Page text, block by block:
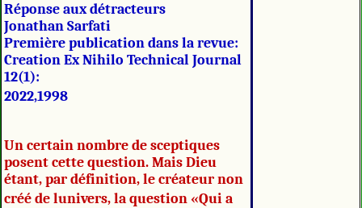
Réponse aux détracteurs
Jonathan Sarfati
Première publication dans la revue:
Creation Ex Nihilo Technical Journal
12(1):
2022,1998
Un certain nombre de sceptiques
posent cette question. Mais Dieu
étant, par définition, le créateur non
créé de lunivers, la question «Qui a